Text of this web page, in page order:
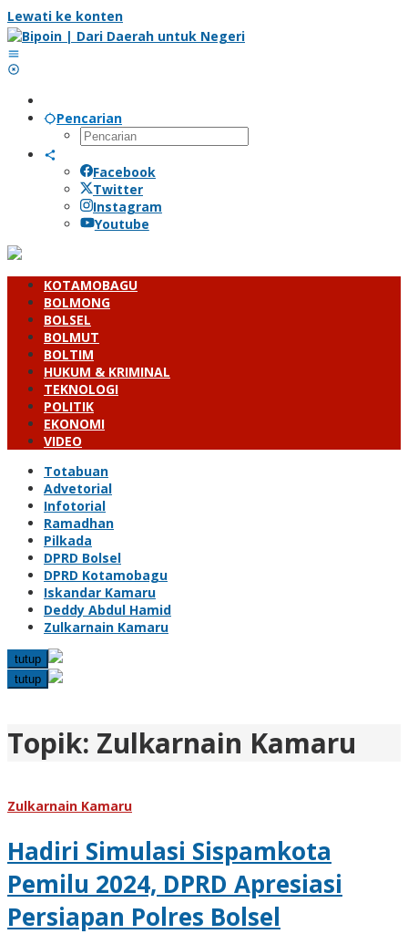
Lewati ke konten
Pencarian
Facebook
Twitter
Instagram
Youtube
KOTAMOBAGU
BOLMONG
BOLSEL
BOLMUT
BOLTIM
HUKUM & KRIMINAL
TEKNOLOGI
POLITIK
EKONOMI
VIDEO
Totabuan
Advetorial
Infotorial
Ramadhan
Pilkada
DPRD Bolsel
DPRD Kotamobagu
Iskandar Kamaru
Deddy Abdul Hamid
Zulkarnain Kamaru
tutup
tutup
Topik: Zulkarnain Kamaru
Zulkarnain Kamaru
Hadiri Simulasi Sispamkota
Pemilu 2024, DPRD Apresiasi
Persiapan Polres Bolsel